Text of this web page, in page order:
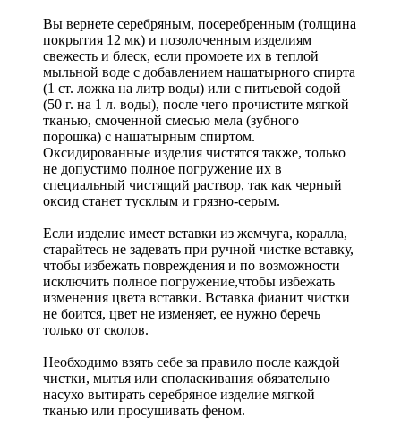
Вы вернете серебряным, посеребренным (толщина
покрытия 12 мк) и позолоченным изделиям
свежесть и блеск, если промоете их в теплой
мыльной воде с добавлением нашатырного спирта
(1 ст. ложка на литр воды) или с питьевой содой
(50 г. на 1 л. воды), после чего прочистите мягкой
тканью, смоченной смесью мела (зубного
порошка) с нашатырным спиртом.
Оксидированные изделия чистятся также, только
не допустимо полное погружение их в
специальный чистящий раствор, так как черный
оксид станет тусклым и грязно-серым.
Если изделие имеет вставки из жемчуга, коралла,
старайтесь не задевать при ручной чистке вставку,
чтобы избежать повреждения и по возможности
исключить полное погружение,чтобы избежать
изменения цвета вставки. Вставка фианит чистки
не боится, цвет не изменяет, ее нужно беречь
только от сколов.
Необходимо взять себе за правило после каждой
чистки, мытья или споласкивания обязательно
насухо вытирать серебряное изделие мягкой
тканью или просушивать феном.